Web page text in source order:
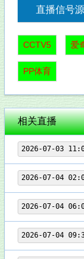
直播信号源
CCTV5 爱
PP体育
相关直播
2026-07-03
2026-07-04
2026-07-04
2026-07-04